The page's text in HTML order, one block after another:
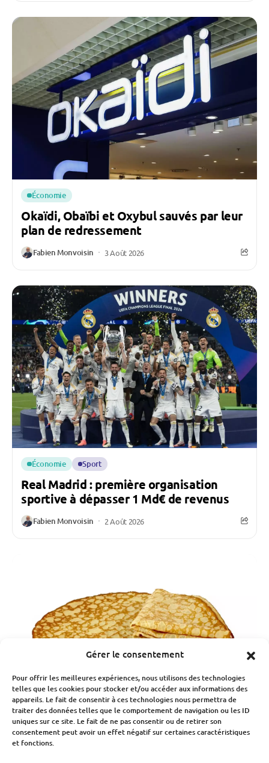
Gérer le consentement
Pour offrir les meilleures expériences, nous utilisons des technologies
telles que les cookies pour stocker et/ou accéder aux informations des
appareils. Le fait de consentir à ces technologies nous permettra de
traiter des données telles que le comportement de navigation ou les ID
uniques sur ce site. Le fait de ne pas consentir ou de retirer son
consentement peut avoir un effet négatif sur certaines caractéristiques
et fonctions.
Économie
Okaïdi, Obaïbi et Oxybul sauvés par leur
plan de redressement
Fabien Monvoisin 3 Août 2026
Économie Sport
Real Madrid : première organisation
sportive à dépasser 1 Md€ de revenus
Fabien Monvoisin 2 Août 2026
Consommation Et Inflation